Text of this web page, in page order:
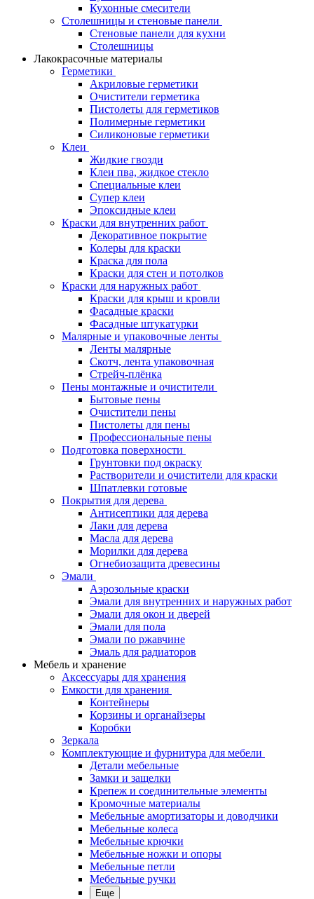
Кухонные смесители
Столешницы и стеновые панели
Стеновые панели для кухни
Столешницы
Лакокрасочные материалы
Герметики
Акриловые герметики
Очистители герметика
Пистолеты для герметиков
Полимерные герметики
Силиконовые герметики
Клеи
Жидкие гвозди
Клеи пва, жидкое стекло
Специальные клеи
Супер клеи
Эпоксидные клеи
Краски для внутренних работ
Декоративное покрытие
Колеры для краски
Краска для пола
Краски для стен и потолков
Краски для наружных работ
Краски для крыш и кровли
Фасадные краски
Фасадные штукатурки
Малярные и упаковочные ленты
Ленты малярные
Скотч, лента упаковочная
Стрейч-плёнка
Пены монтажные и очистители
Бытовые пены
Очистители пены
Пистолеты для пены
Профессиональные пены
Подготовка поверхности
Грунтовки под окраску
Растворители и очистители для краски
Шпатлевки готовые
Покрытия для дерева
Антисептики для дерева
Лаки для дерева
Масла для дерева
Морилки для дерева
Огнебиозащита древесины
Эмали
Аэрозольные краски
Эмали для внутренних и наружных работ
Эмали для окон и дверей
Эмали для пола
Эмали по ржавчине
Эмаль для радиаторов
Мебель и хранение
Аксессуары для хранения
Емкости для хранения
Контейнеры
Корзины и органайзеры
Коробки
Зеркала
Комплектующие и фурнитура для мебели
Детали мебельные
Замки и защелки
Крепеж и соединительные элементы
Кромочные материалы
Мебельные амортизаторы и доводчики
Мебельные колеса
Мебельные крючки
Мебельные ножки и опоры
Мебельные петли
Мебельные ручки
Еще